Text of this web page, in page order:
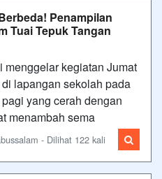
Penampilan
Tuai Tepuk Tangan
kegiatan Jumat
lapangan sekolah pada
yang cerah dengan
menambah sema
- Dilihat 122 kali